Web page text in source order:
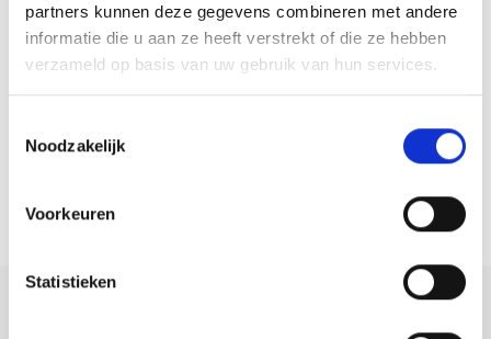
partners kunnen deze gegevens combineren met andere
informatie die u aan ze heeft verstrekt of die ze hebben
verzameld op basis van uw gebruik van hun services.
Noodzakelijk
Voorkeuren
Statistieken